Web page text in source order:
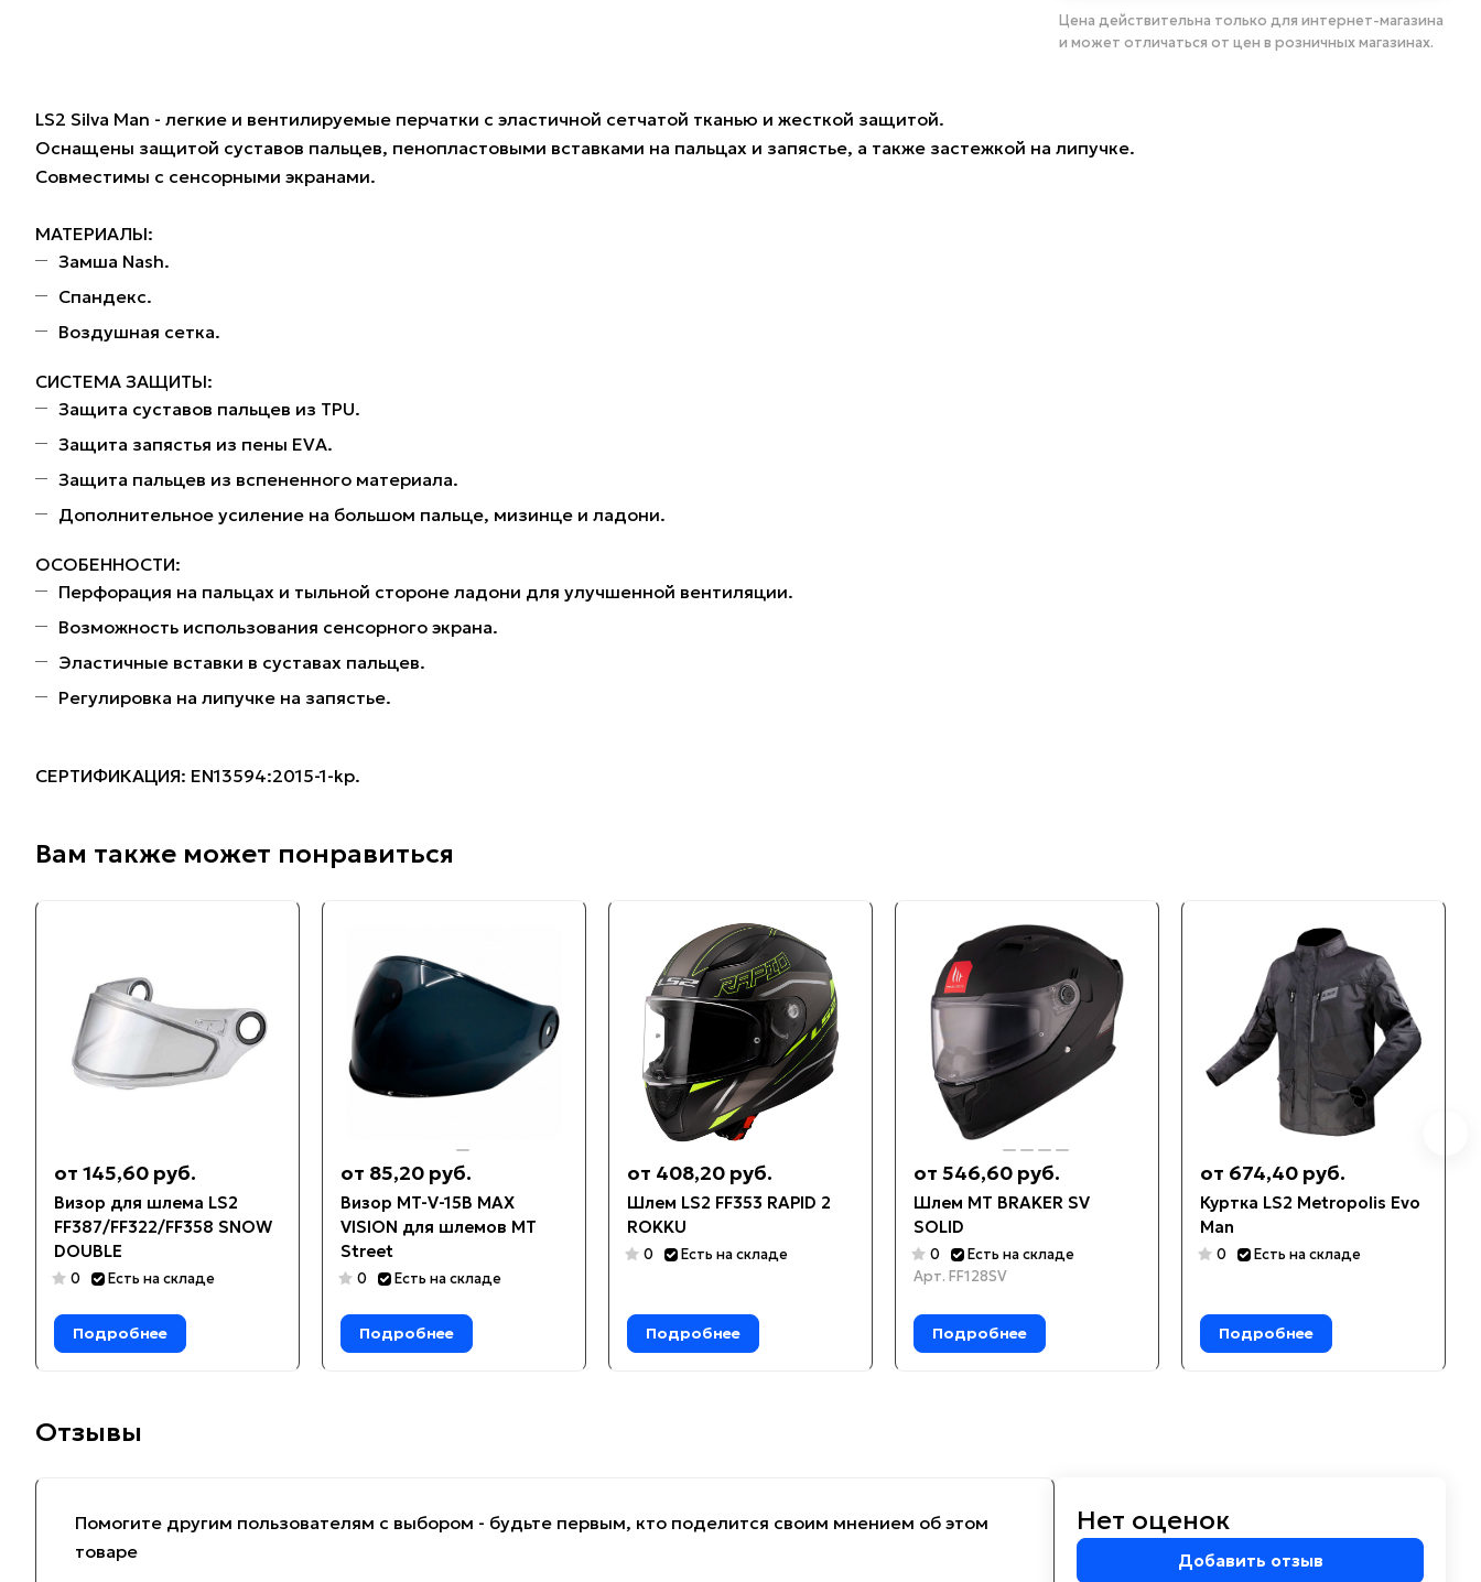
Цена действительна только для интернет-магазина
и может отличаться от цен в розничных магазинах.
LS2 Silva Man - легкие и вентилируемые перчатки с эластичной сетчатой тканью и жесткой защитой.
Оснащены защитой суставов пальцев, пенопластовыми вставками на пальцах и запястье, а также застежкой на липучке.
Совместимы с сенсорными экранами.
МАТЕРИАЛЫ:
Замша Nash.
Спандекс.
Воздушная сетка.
СИСТЕМА ЗАЩИТЫ:
Защита суставов пальцев из TPU.
Защита запястья из пены EVA.
Защита пальцев из вспененного материала.
Дополнительное усиление на большом пальце, мизинце и ладони.
ОСОБЕННОСТИ:
Перфорация на пальцах и тыльной стороне ладони для улучшенной вентиляции.
Возможность использования сенсорного экрана.
Эластичные вставки в суставах пальцев.
Регулировка на липучке на запястье.
СЕРТИФИКАЦИЯ: EN13594:2015-1-kp.
Вам также может понравиться
от 145,60 руб.
Визор для шлема LS2
FF387/FF322/FF358 SNOW
DOUBLE
0 Есть на складе
Подробнее
от 85,20 руб.
Визор MT-V-15B MAX
VISION для шлемов MT
Street
0 Есть на складе
Подробнее
от 408,20 руб.
Шлем LS2 FF353 RAPID 2
ROKKU
0 Есть на складе
Подробнее
от 546,60 руб.
Шлем MT BRAKER SV
SOLID
0
Есть на складе
Арт. FF128SV
Подробнее
от 674,40 руб.
Куртка LS2 Metropolis Evo
Man
0 Есть на складе
Подробнее
Отзывы
Помогите другим пользователям с выбором - будьте первым, кто поделится своим мнением об этом
товаре
Нет оценок
Добавить отзыв